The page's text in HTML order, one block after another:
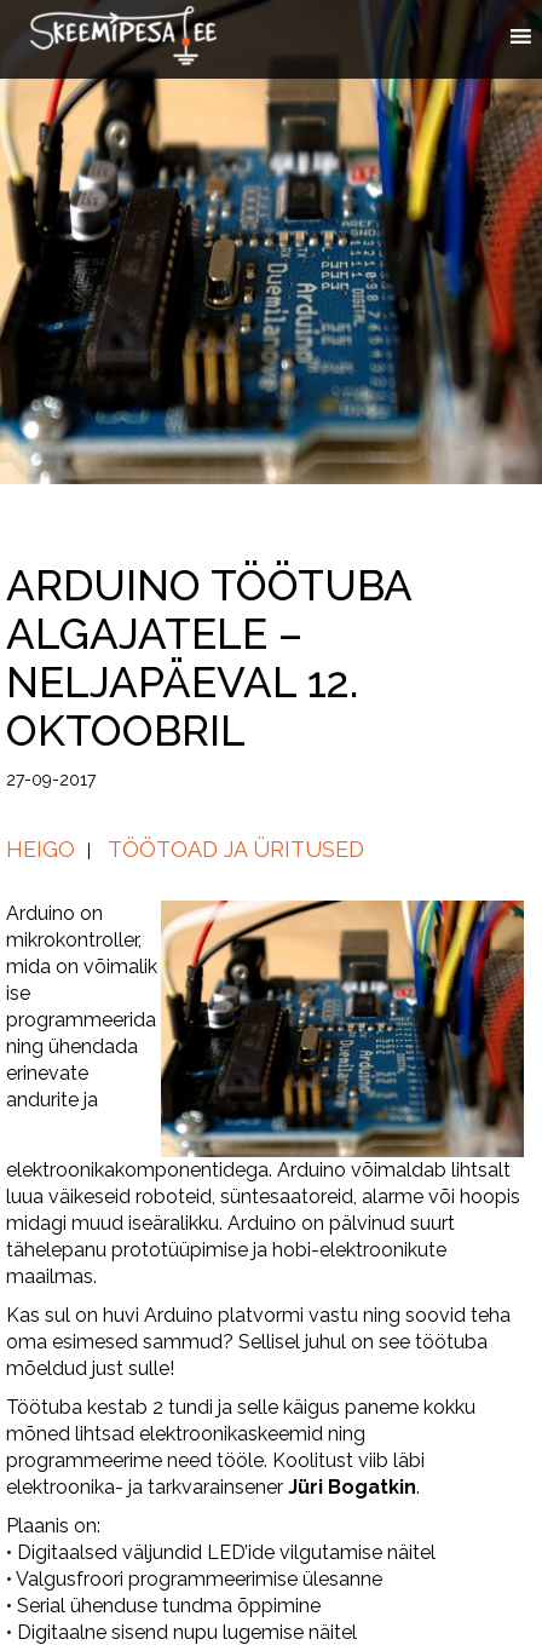
ARDUINO TÖÖTUBA
ALGAJATELE –
NELJAPÄEVAL 12.
OKTOOBRIL
27-09-2017
HEIGO TÖÖTOAD JA ÜRITUSED
Arduino on
mikrokontroller,
mida on võimalik
ise
programmeerida
ning ühendada
erinevate
andurite ja
elektroonikakomponentidega. Arduino võimaldab lihtsalt
luua väikeseid roboteid, süntesaatoreid, alarme või hoopis
midagi muud iseäralikku. Arduino on pälvinud suurt
tähelepanu prototüüpimise ja hobi-elektroonikute
maailmas.
Kas sul on huvi Arduino platvormi vastu ning soovid teha
oma esimesed sammud? Sellisel juhul on see töötuba
mõeldud just sulle!
Töötuba kestab 2 tundi ja selle käigus paneme kokku
mõned lihtsad elektroonikaskeemid ning
programmeerime need tööle. Koolitust viib läbi
elektroonika- ja tarkvarainsener Jüri Bogatkin.
Plaanis on:
• Digitaalsed väljundid LED’ide vilgutamise näitel
• Valgusfroori programmeerimise ülesanne
• Serial ühenduse tundma õppimine
• Digitaalne sisend nupu lugemise näitel